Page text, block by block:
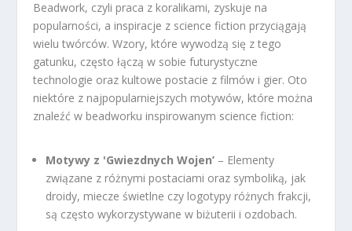
Beadwork, czyli praca z koralikami, zyskuje na
popularności, a inspiracje z science fiction przyciągają
wielu twórców. Wzory, które wywodzą się z tego
gatunku, często łączą w sobie futurystyczne
technologie oraz kultowe postacie z filmów i gier. Oto
niektóre z najpopularniejszych motywów, które można
znaleźć w beadworku inspirowanym science fiction:
Motywy z 'Gwiezdnych Wojen’ – Elementy
związane z różnymi postaciami oraz symboliką, jak
droidy, miecze świetlne czy logotypy różnych frakcji,
są często wykorzystywane w biżuterii i ozdobach.